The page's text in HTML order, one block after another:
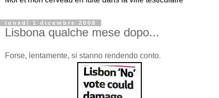
lunedì 1 dicembre 2008
Lisbona qualche mese dopo...
Forse, lentamente, si stanno rendendo conto.